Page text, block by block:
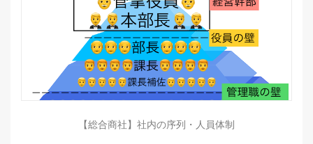
【総合商社】社内の序列・人員体制